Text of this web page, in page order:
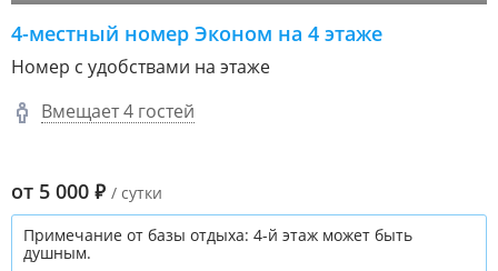
4-местный номер Эконом на 4 этаже
Номер с удобствами на этаже
Вмещает 4 гостей
от 5 000 ₽ / сутки
Примечание от базы отдыха: 4-й этаж может быть
душным.